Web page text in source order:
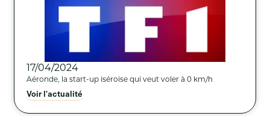
17/04/2024
Aéronde, la start-up iséroise qui veut voler à 0 km/h
Voir l'actualité